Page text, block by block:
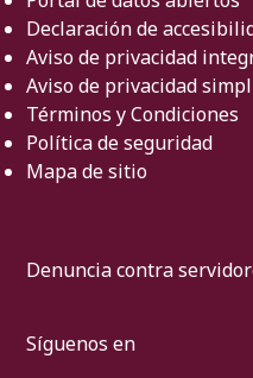
Declaración de
Aviso de privacidad
Aviso de privacidad
Términos y Condiciones
Política de seguridad
Mapa de sitio
Denuncia contra
Síguenos en